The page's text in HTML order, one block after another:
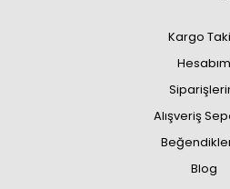
Kargo
Hesabım
Alışveriş
Blog